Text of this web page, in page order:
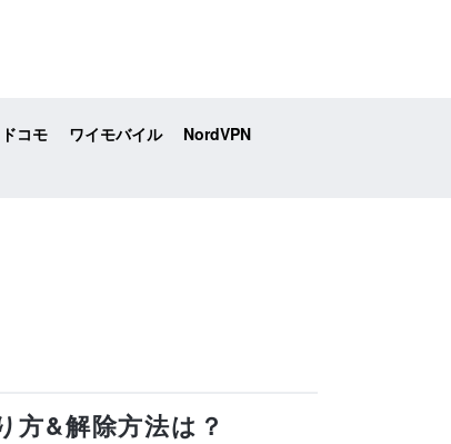
ドコモ ワイモバイル
NordVPN
&解除方法は？